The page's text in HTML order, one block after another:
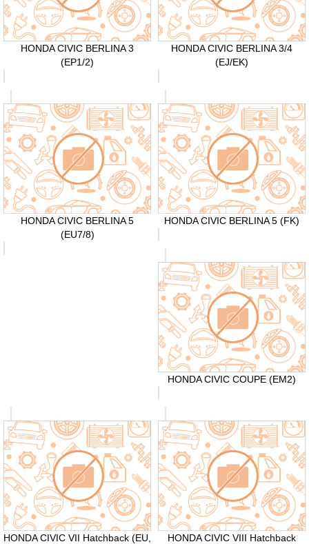
HONDA CIVIC BERLINA 3
(EP1/2)
HONDA CIVIC BERLINA 3/4
(EJ/EK)
HONDA CIVIC BERLINA 5
(EU7/8)
HONDA CIVIC BERLINA 5 (FK)
HONDA CIVIC COUPE (EM2)
HONDA CIVIC VII Hatchback (EU,
HONDA CIVIC VIII Hatchback